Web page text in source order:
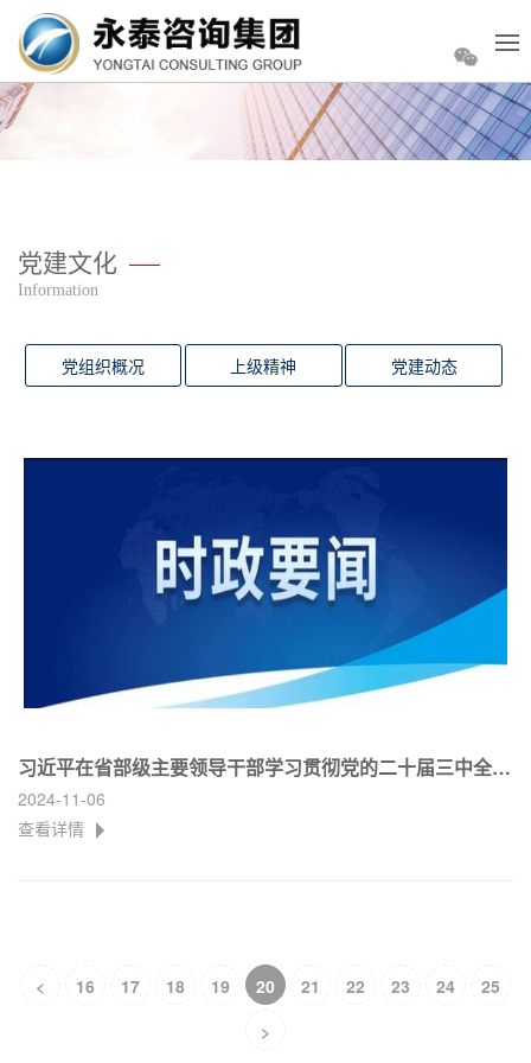
党建文化
Information
党组织概况 上级精神 党建动态
习近平在省部级主要领导干部学习贯彻党的二十届三中全会
精神专题研讨班开班式上发表重要讲话
2024-11-06
查看详情
< 16 17 18 19 20 21 22 23 24
25
>